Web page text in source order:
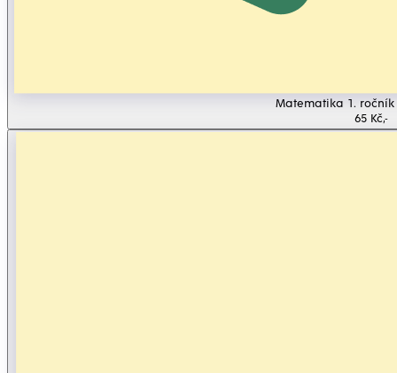
Matematika 1. ročník
65 Kč,-